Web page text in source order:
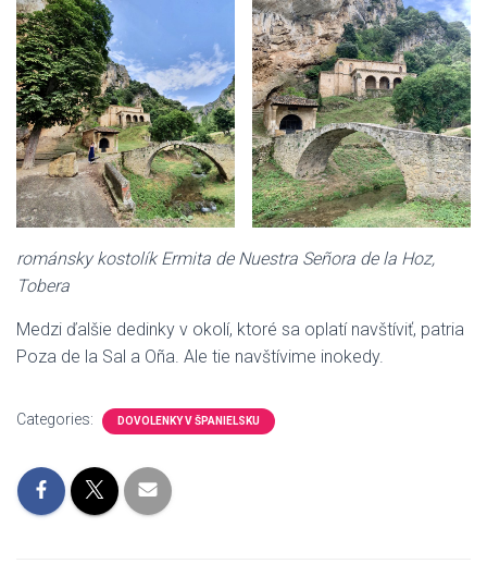
románsky kostolík Ermita de Nuestra Señora de la Hoz,
Tobera
Medzi ďalšie dedinky v okolí, ktoré sa oplatí navštíviť, patria
Poza de la Sal a Oña. Ale tie navštívime inokedy.
Categories: DOVOLENKY V ŠPANIELSKU